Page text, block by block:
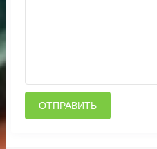
ОТПРАВИТЬ